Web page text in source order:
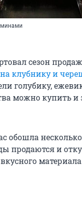
сезон
на клубнику и
голубику,
можно купить и
обошла
продаются и